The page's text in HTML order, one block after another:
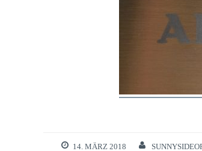
14. MÄRZ 2018